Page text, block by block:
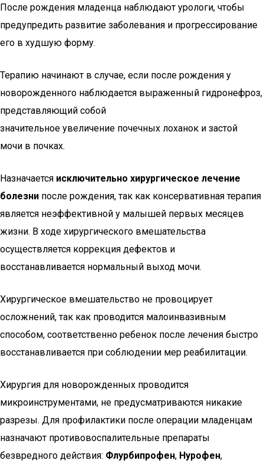
После рождения младенца наблюдают урологи, чтобы
предупредить развитие заболевания и прогрессирование
его в худшую форму.
Терапию начинают в случае, если после рождения у
новорожденного наблюдается выраженный гидронефроз,
представляющий собой
значительное увеличение почечных лоханок и застой
мочи в почках.
Назначается исключительно хирургическое лечение
болезни после рождения, так как консервативная терапия
является неэффективной у малышей первых месяцев
жизни. В ходе хирургического вмешательства
осуществляется коррекция дефектов и
восстанавливается нормальный выход мочи.
Хирургическое вмешательство не провоцирует
осложнений, так как проводится малоинвазивным
способом, соответственно ребенок после лечения быстро
восстанавливается при соблюдении мер реабилитации.
Хирургия для новорожденных проводится
микроинструментами, не предусматриваются никакие
разрезы. Для профилактики после операции младенцам
назначают противовоспалительные препараты
безвредного действия: Флурбипрофен, Нурофен,